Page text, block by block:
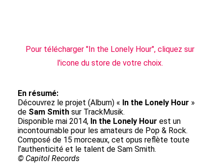
Pour télécharger "In the Lonely Hour", cliquez sur
l'icone du store de votre choix.
En résumé:
Découvrez le projet (Album) « In the Lonely Hour »
de Sam Smith sur TrackMusik.
Disponible mai 2014, In the Lonely Hour est un
incontournable pour les amateurs de Pop & Rock.
Composé de 15 morceaux, cet opus reflète toute
l’authenticité et le talent de Sam Smith.
© Capitol Records